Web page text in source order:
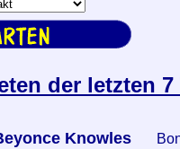
der letzten 7
Knowles